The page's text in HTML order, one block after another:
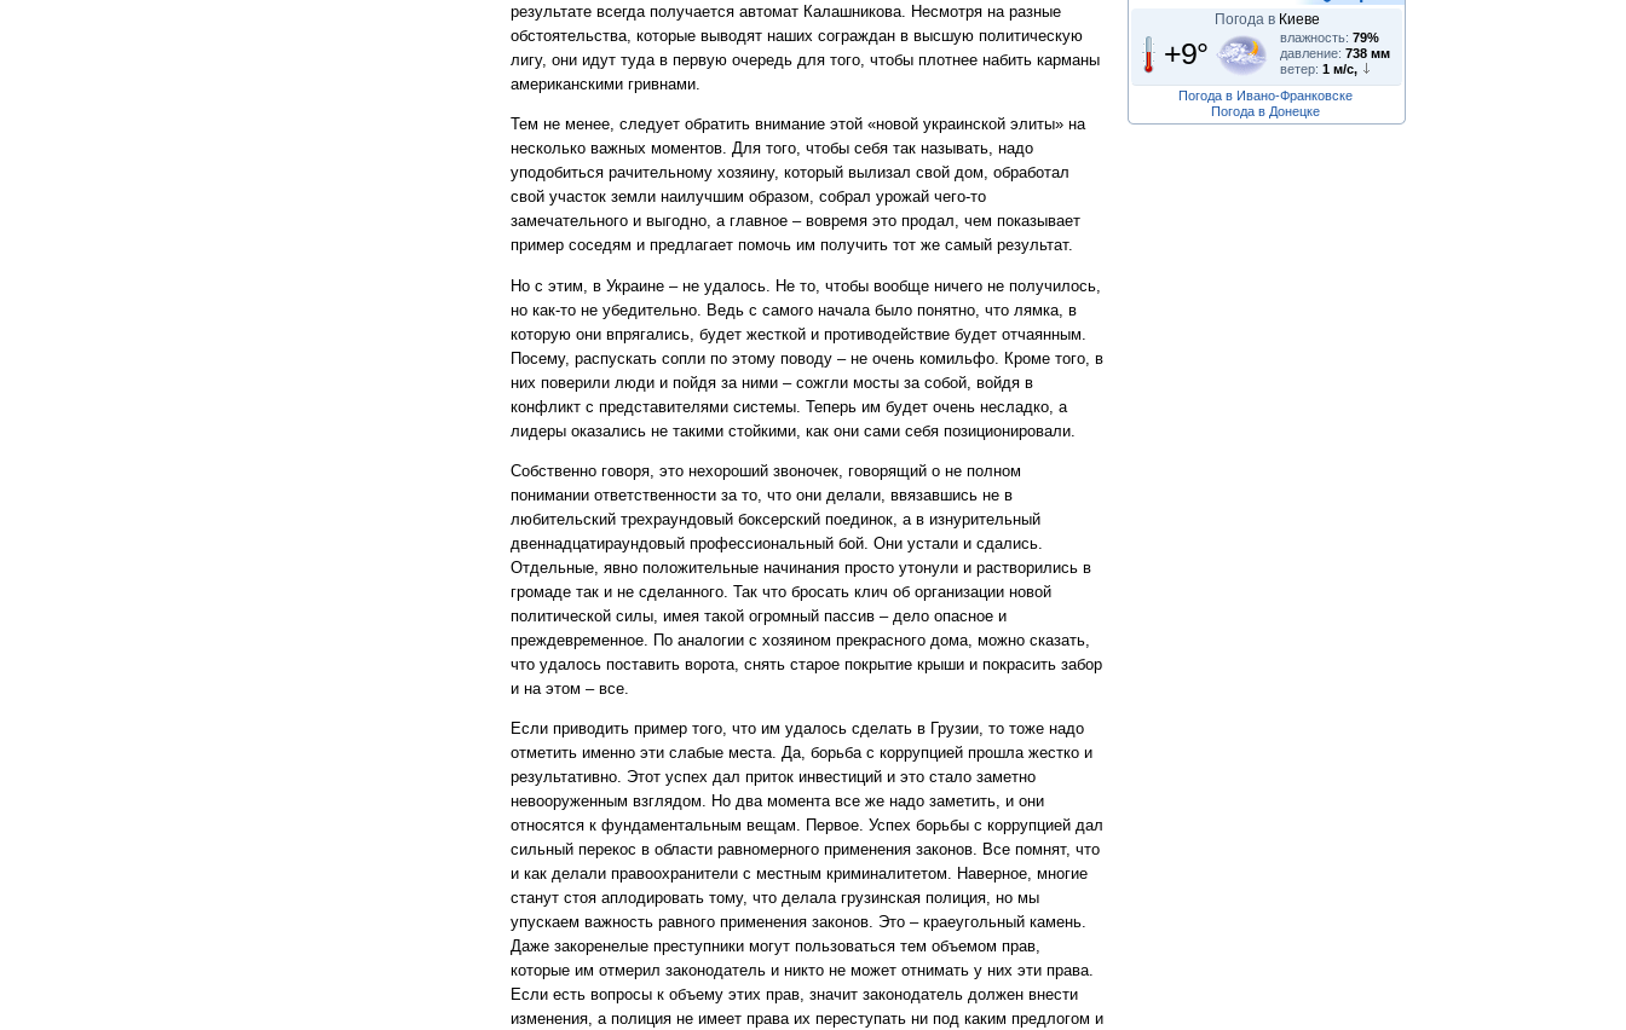
результате всегда получается автомат Калашникова. Несмотря на разные
обстоятельства, которые выводят наших сограждан в высшую политическую
лигу, они идут туда в первую очередь для того, чтобы плотнее набить карманы
американскими гривнами.
Тем не менее, следует обратить внимание этой «новой украинской элиты» на
несколько важных моментов. Для того, чтобы себя так называть, надо
уподобиться рачительному хозяину, который вылизал свой дом, обработал
свой участок земли наилучшим образом, собрал урожай чего-то
замечательного и выгодно, а главное – вовремя это продал, чем показывает
пример соседям и предлагает помочь им получить тот же самый результат.
Но с этим, в Украине – не удалось. Не то, чтобы вообще ничего не получилось,
но как-то не убедительно. Ведь с самого начала было понятно, что лямка, в
которую они впрягались, будет жесткой и противодействие будет отчаянным.
Посему, распускать сопли по этому поводу – не очень комильфо. Кроме того, в
них поверили люди и пойдя за ними – сожгли мосты за собой, войдя в
конфликт с представителями системы. Теперь им будет очень несладко, а
лидеры оказались не такими стойкими, как они сами себя позиционировали.
Собственно говоря, это нехороший звоночек, говорящий о не полном
понимании ответственности за то, что они делали, ввязавшись не в
любительский трехраундовый боксерский поединок, а в изнурительный
двеннадцатираундовый профессиональный бой. Они устали и сдались.
Отдельные, явно положительные начинания просто утонули и растворились в
громаде так и не сделанного. Так что бросать клич об организации новой
политической силы, имея такой огромный пассив – дело опасное и
преждевременное. По аналогии с хозяином прекрасного дома, можно сказать,
что удалось поставить ворота, снять старое покрытие крыши и покрасить забор
и на этом – все.
Если приводить пример того, что им удалось сделать в Грузии, то тоже надо
отметить именно эти слабые места. Да, борьба с коррупцией прошла жестко и
результативно. Этот успех дал приток инвестиций и это стало заметно
невооруженным взглядом. Но два момента все же надо заметить, и они
относятся к фундаментальным вещам. Первое. Успех борьбы с коррупцией дал
сильный перекос в области равномерного применения законов. Все помнят, что
и как делали правоохранители с местным криминалитетом. Наверное, многие
станут стоя аплодировать тому, что делала грузинская полиция, но мы
упускаем важность равного применения законов. Это – краеугольный камень.
Даже закоренелые преступники могут пользоваться тем объемом прав,
которые им отмерил законодатель и никто не может отнимать у них эти права.
Если есть вопросы к объему этих прав, значит законодатель должен внести
изменения, а полиция не имеет права их переступать ни под каким предлогом и
Погода в Киеве
+9° влажность: 79%
давление: 738 мм
ветер: 1 м/с,
Погода в Ивано-Франковске
Погода в Донецке